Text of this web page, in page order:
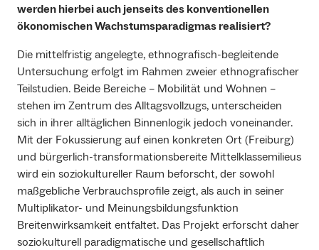
werden hierbei auch jenseits des konventionellen
ökonomischen Wachstumsparadigmas realisiert?
Die mittelfristig angelegte, ethnografisch-begleitende
Untersuchung erfolgt im Rahmen zweier ethnografischer
Teilstudien. Beide Bereiche – Mobilität und Wohnen –
stehen im Zentrum des Alltagsvollzugs, unterscheiden
sich in ihrer alltäglichen Binnenlogik jedoch voneinander.
Mit der Fokussierung auf einen konkreten Ort (Freiburg)
und bürgerlich-transformationsbereite Mittelklassemilieus
wird ein soziokultureller Raum beforscht, der sowohl
maßgebliche Verbrauchsprofile zeigt, als auch in seiner
Multiplikator- und Meinungsbildungsfunktion
Breitenwirksamkeit entfaltet. Das Projekt erforscht daher
soziokulturell paradigmatische und gesellschaftlich